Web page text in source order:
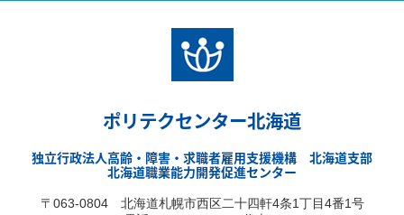
ポリテクセンター北海道
独立行政法人高齢・障害・求職者雇用支援機構 北海道支部
北海道職業能力開発促進センター
〒063-0804 北海道札幌市西区二十四軒4条1丁目4番1号